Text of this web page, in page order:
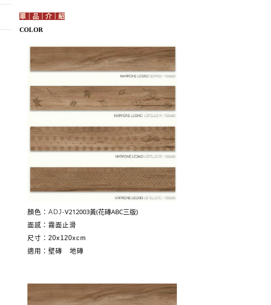
單｜品｜介｜紹
COLOR
顏色：ADJ-V212003黃(花磚ABC三版)
面感：霧面止滑
尺寸：20x120xcm
適用：壁磚 地磚